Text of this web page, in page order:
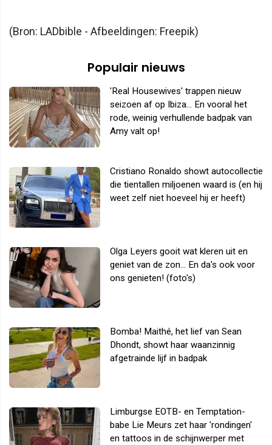
(Bron: LADbible - Afbeeldingen: Freepik)
Populair nieuws
'Real Housewives' trappen nieuw
seizoen af op Ibiza... En vooral het
rode, weinig verhullende badpak van
Amy valt op!
Cristiano Ronaldo showt autocollectie
die tientallen miljoenen waard is (en hij
weet zelf niet hoeveel hij er heeft)
Olga Leyers gooit wat kleren uit en
geniet van de zon... En da's ook voor
ons genieten! (foto's)
Bomba! Maithé, het lief van Sean
Dhondt, showt haar waanzinnig
afgetrainde lijf in badpak
Limburgse EOTB- en Temptation-
babe Lie Meurs zet haar 'rondingen'
en tattoos in de schijnwerper met